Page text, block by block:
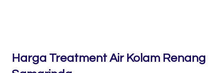
Harga Treatment Air Kolam Renang